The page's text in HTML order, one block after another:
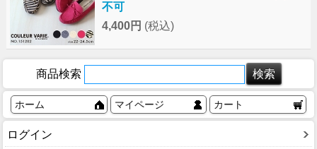
不可
4,400円 (税込)
商品検索
ホーム マイページ カート
ログイン